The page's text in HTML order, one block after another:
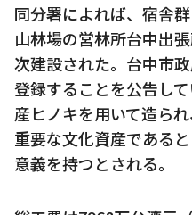
同分署によれば、宿舎
山林場の営林所台中出
次建設された。台中市
登録することを公告し
産ヒノキを用いて造ら
重要な文化資産である
意義を持つとされる。